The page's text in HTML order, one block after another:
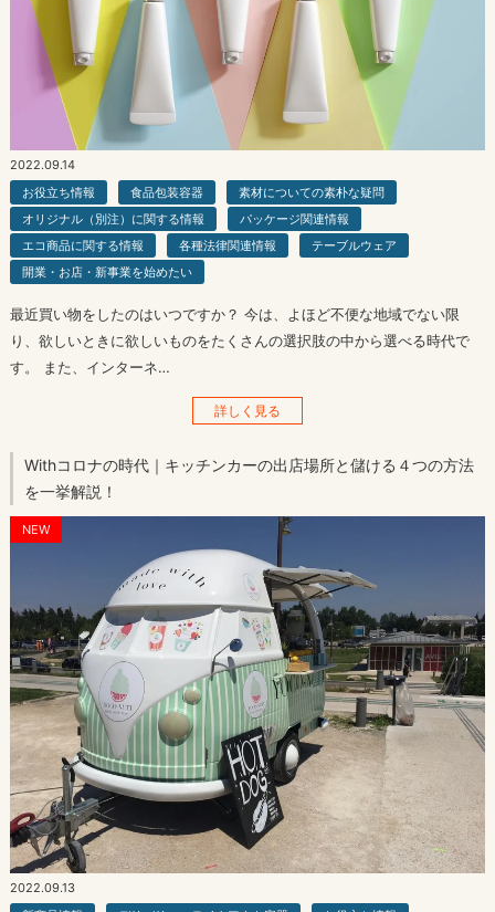
2022.09.14
お役立ち情報
食品包装容器
素材についての素朴な疑問
オリジナル（別注）に関する情報
パッケージ関連情報
エコ商品に関する情報
各種法律関連情報
テーブルウェア
開業・お店・新事業を始めたい
最近買い物をしたのはいつですか？ 今は、よほど不便な地域でない限
り、欲しいときに欲しいものをたくさんの選択肢の中から選べる時代で
す。 また、インターネ…
詳しく見る
Withコロナの時代｜キッチンカーの出店場所と儲ける４つの方法
を一挙解説！
NEW
2022.09.13